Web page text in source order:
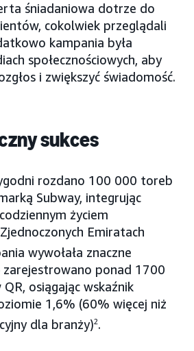
śniadaniowa dotrze do
cokolwiek przeglądali
kampania była
społecznościowych, aby
i zwiększyć świadomość.
sukces
rozdano 100 000 toreb
Subway, integrując
życiem
Emiratach
wywołała znaczne
zarejestrowano ponad 1700
osiągając wskaźnik
1,6% (60% więcej niż
dla branży)2.